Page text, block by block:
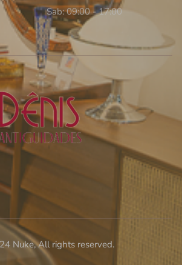
Sab: 09:00 - 17:00
Nuke, All rights reserved.